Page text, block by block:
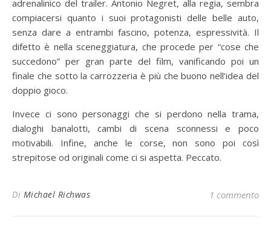
adrenalinico del trailer. Antonio Negret, alla regia, sembra
compiacersi quanto i suoi protagonisti delle belle auto,
senza dare a entrambi fascino, potenza, espressività. Il
difetto è nella sceneggiatura, che procede per “cose che
succedono” per gran parte del film, vanificando poi un
finale che sotto la carrozzeria è più che buono nell’idea del
doppio gioco.
Invece ci sono personaggi che si perdono nella trama,
dialoghi banalotti, cambi di scena sconnessi e poco
motivabili. Infine, anche le corse, non sono poi così
strepitose od originali come ci si aspetta. Peccato.
Di Michael Richwas 1 commento